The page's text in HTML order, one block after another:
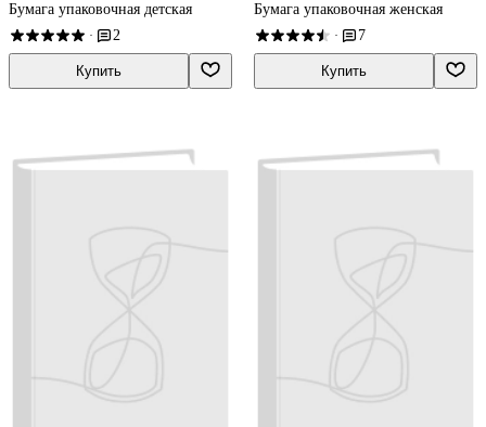
Бумага упаковочная детская
· 2
Купить
Бумага упаковочная женская
· 7
Купить